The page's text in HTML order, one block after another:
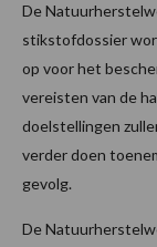
De
stikstofdossier
op voor het
vereisten van de
doelstellingen
verder doen
gevolg.
De